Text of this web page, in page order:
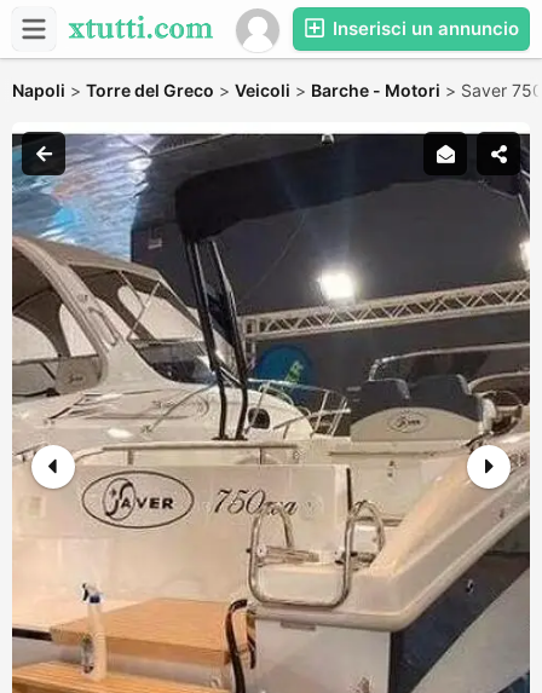
Inserisci un annuncio
Napoli > Torre del Greco > Veicoli > Barche - Motori > Saver